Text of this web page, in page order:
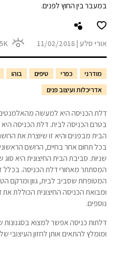
במעבר בין החוץ לפנים.
אורי סלע|
11/02/2018
מודרני כפרי טיפים בוהו
אדריכלות ועיצוב פנים
דלת הכניסה היא למעשה
בטרם הכניסה לבית. דלת הכניסה היא
הבית מבפנים והיא זו שיוצרת את
שניות. סביבת הבית החיצונית היא
המסתתר מאחורי דלת הכניסה. בכלל
המטופחת שסביב לבית, גוון ומרקם
ומבואת הכניסה החיצונית הכוללת
נוספים.
דלתות כניסה אפשר למצוא בסגנונות
ומומלץ להתאים אותן לחזון העיצובי